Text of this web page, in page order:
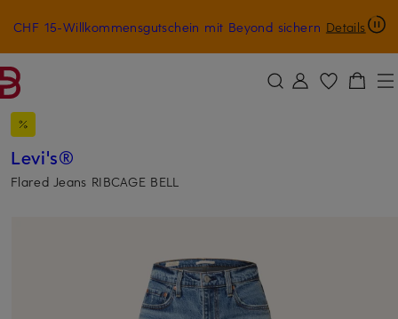
ZUM HAUPTINHALT ÜBERSPRINGEN ZUM SUCHFELD ÜBERSPRINGEN
CHF 15-Willkommensgutschein mit Beyond sichern Details
Levi's®
Flared Jeans RIBCAGE BELL